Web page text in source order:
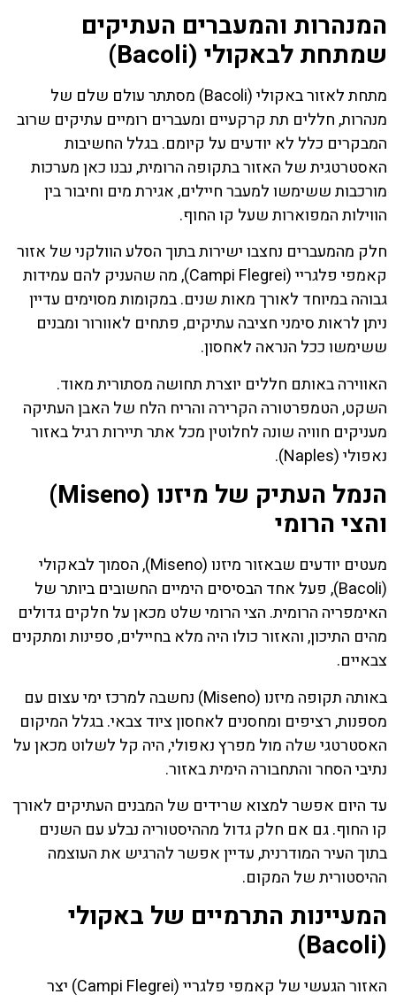
המנהרות והמעברים העתיקים
שמתחת לבאקולי (Bacoli)
מתחת לאזור באקולי (Bacoli) מסתתר עולם שלם של
מנהרות, חללים תת קרקעיים ומעברים רומיים עתיקים שרוב
המבקרים כלל לא יודעים על קיומם. בגלל החשיבות
האסטרטגית של האזור בתקופה הרומית, נבנו כאן מערכות
מורכבות ששימשו למעבר חיילים, אגירת מים וחיבור בין
הווילות המפוארות שעל קו החוף.
חלק מהמעברים נחצבו ישירות בתוך הסלע הוולקני של אזור
קאמפי פלגריי (Campi Flegrei), מה שהעניק להם עמידות
גבוהה במיוחד לאורך מאות שנים. במקומות מסוימים עדיין
ניתן לראות סימני חציבה עתיקים, פתחים לאוורור ומבנים
ששימשו ככל הנראה לאחסון.
האווירה באותם חללים יוצרת תחושה מסתורית מאוד.
השקט, הטמפרטורה הקרירה והריח הלח של האבן העתיקה
מעניקים חוויה שונה לחלוטין מכל אתר תיירות רגיל באזור
נאפולי (Naples).
הנמל העתיק של מיזנו (Miseno)
והצי הרומי
מעטים יודעים שבאזור מיזנו (Miseno), הסמוך לבאקולי
(Bacoli), פעל אחד הבסיסים הימיים החשובים ביותר של
האימפריה הרומית. הצי הרומי שלט מכאן על חלקים גדולים
מהים התיכון, והאזור כולו היה מלא בחיילים, ספינות ומתקנים
צבאיים.
באותה תקופה מיזנו (Miseno) נחשבה למרכז ימי עצום עם
מספנות, רציפים ומחסנים לאחסון ציוד צבאי. בגלל המיקום
האסטרטגי שלה מול מפרץ נאפולי, היה קל לשלוט מכאן על
נתיבי הסחר והתחבורה הימית באזור.
עד היום אפשר למצוא שרידים של המבנים העתיקים לאורך
קו החוף. גם אם חלק גדול מההיסטוריה נבלע עם השנים
בתוך העיר המודרנית, עדיין אפשר להרגיש את העוצמה
ההיסטורית של המקום.
המעיינות התרמיים של באקולי
(Bacoli)
האזור הגעשי של קאמפי פלגריי (Campi Flegrei) יצר